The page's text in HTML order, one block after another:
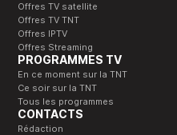
Offres TV satellite
Offres TV TNT
Offres IPTV
Offres Streaming
PROGRAMMES TV
En ce moment sur la TNT
Ce soir sur la TNT
Tous les programmes
CONTACTS
Rédaction